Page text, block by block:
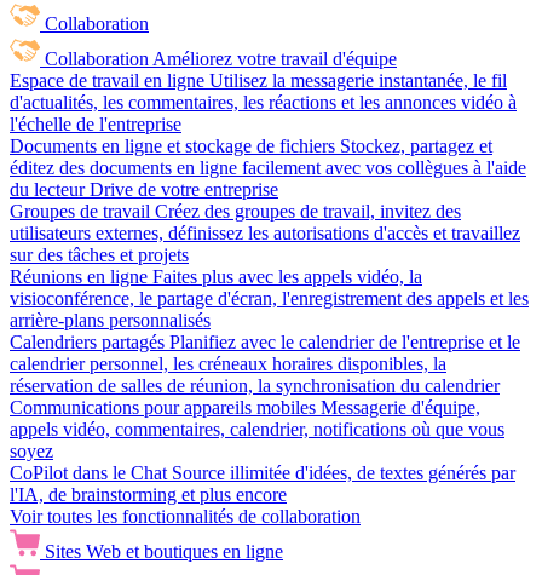
Collaboration
Collaboration Améliorez votre travail d'équipe
Espace de travail en ligne Utilisez la messagerie instantanée, le fil
d'actualités, les commentaires, les réactions et les annonces vidéo à
l'échelle de l'entreprise
Documents en ligne et stockage de fichiers Stockez, partagez et
éditez des documents en ligne facilement avec vos collègues à l'aide
du lecteur Drive de votre entreprise
Groupes de travail Créez des groupes de travail, invitez des
utilisateurs externes, définissez les autorisations d'accès et travaillez
sur des tâches et projets
Réunions en ligne Faites plus avec les appels vidéo, la
visioconférence, le partage d'écran, l'enregistrement des appels et les
arrière-plans personnalisés
Calendriers partagés Planifiez avec le calendrier de l'entreprise et le
calendrier personnel, les créneaux horaires disponibles, la
réservation de salles de réunion, la synchronisation du calendrier
Communications pour appareils mobiles Messagerie d'équipe,
appels vidéo, commentaires, calendrier, notifications où que vous
soyez
CoPilot dans le Chat Source illimitée d'idées, de textes générés par
l'IA, de brainstorming et plus encore
Voir toutes les fonctionnalités de collaboration
Sites Web et boutiques en ligne